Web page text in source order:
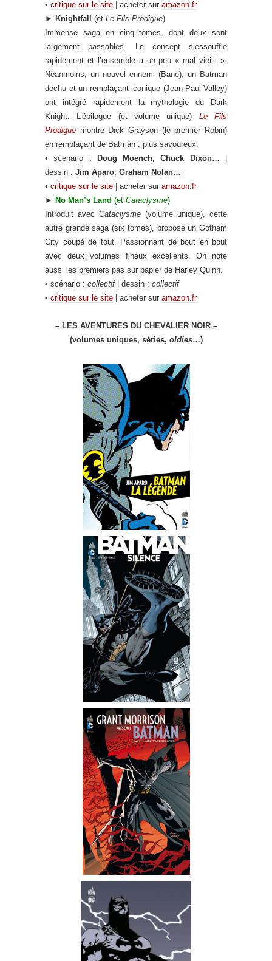
• critique sur le site | acheter sur amazon.fr
► Knightfall (et Le Fils Prodigue)
Immense saga en cinq tomes, dont deux sont
largement passables. Le concept s’essouffle
rapidement et l’ensemble a un peu « mal vieilli ».
Néanmoins, un nouvel ennemi (Bane), un Batman
déchu et un remplaçant iconique (Jean-Paul Valley)
ont intégré rapidement la mythologie du Dark
Knight. L’épilogue (et volume unique) Le Fils
Prodigue montre Dick Grayson (le premier Robin)
en remplaçant de Batman ; plus savoureux.
• scénario :
Doug Moench, Chuck Dixon…
dessin : Jim Aparo, Graham Nolan…
• critique sur le site | acheter sur amazon.fr
► No Man’s Land (et Cataclysme)
Introduit avec Cataclysme (volume unique), cette
autre grande saga (six tomes), propose un Gotham
City coupé de tout. Passionnant de bout en bout
avec deux volumes finaux excellents. On note
aussi les premiers pas sur papier de Harley Quinn.
• scénario : collectif| dessin : collectif
• critique sur le site | acheter sur amazon.fr
– LES AVENTURES DU CHEVALIER NOIR –
(volumes uniques, séries, oldies…)